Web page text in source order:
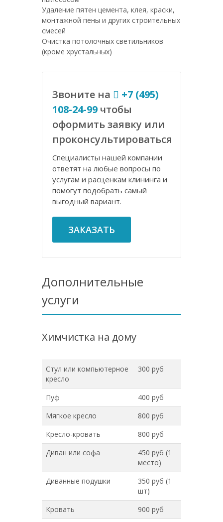
Удаление пятен цемента, клея, краски,
монтажной пены и других строительных
смесей
Очистка потолочных светильников
(кроме хрустальных)
Звоните на
+7 (495)
108-24-99 чтобы
оформить заявку или
проконсультироваться
Специалисты нашей компании
ответят на любые вопросы по
услугам и расценкам клининга и
помогут подобрать самый
выгодный вариант.
ЗАКАЗАТЬ
Дополнительные
услуги
Химчистка на дому
Стул или компьютерное
кресло
300 руб
Пуф
400 руб
Мягкое кресло
800 руб
Кресло-кровать
800 руб
Диван или софа
450 руб (1
место)
Диванные подушки
350 руб (1
шт)
Кровать
900 руб